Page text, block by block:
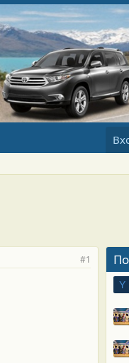
#1
Y